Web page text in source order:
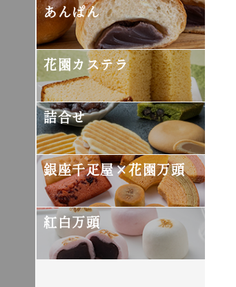
あんぱん
花園カステラ
詰合せ
銀座千疋屋×花園万頭
紅白万頭